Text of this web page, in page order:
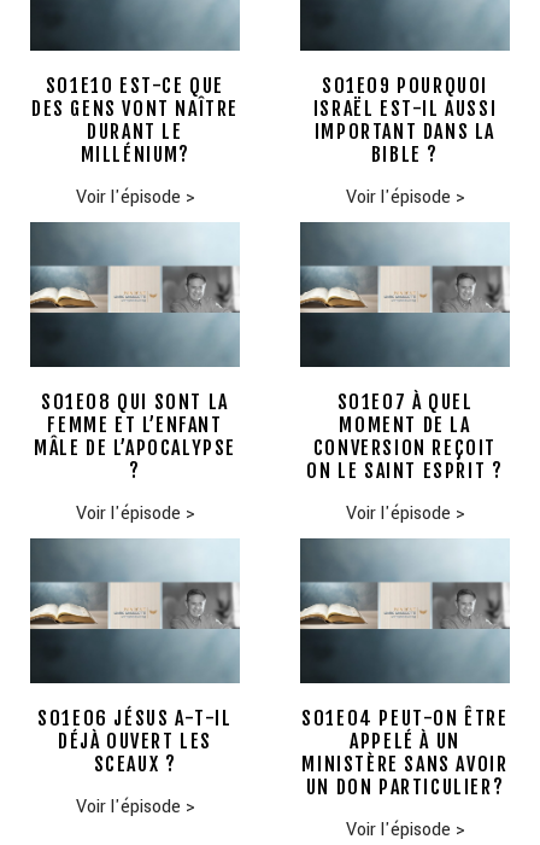
S01E10 EST-CE QUE
DES GENS VONT NAÎTRE
DURANT LE
MILLÉNIUM?
Voir l'épisode >
S01E09 POURQUOI
ISRAËL EST-IL AUSSI
IMPORTANT DANS LA
BIBLE ?
Voir l'épisode >
S01E08 QUI SONT LA
FEMME ET L’ENFANT
MÂLE DE L’APOCALYPSE
?
Voir l'épisode >
S01E07 À QUEL
MOMENT DE LA
CONVERSION REÇOIT
ON LE SAINT ESPRIT ?
Voir l'épisode >
S01E06 JÉSUS A-T-IL
DÉJÀ OUVERT LES
SCEAUX ?
Voir l'épisode >
S01E04 PEUT-ON ÊTRE
APPELÉ À UN
MINISTÈRE SANS AVOIR
UN DON PARTICULIER?
Voir l'épisode >